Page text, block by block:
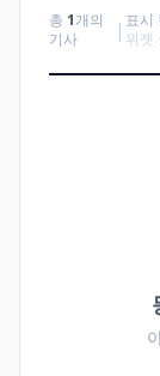
총 1개의
기사
| 표시
위젯